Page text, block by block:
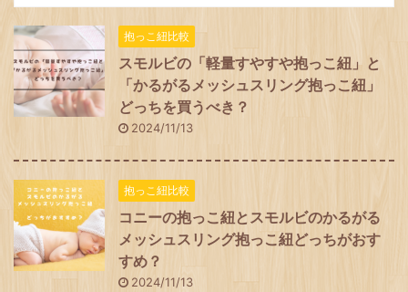
抱っこ紐比較
スモルビの「軽量すやすや抱っこ紐」と
「かるがるメッシュスリング抱っこ紐」
どっちを買うべき？
2024/11/13
抱っこ紐比較
コニーの抱っこ紐とスモルビのかるがる
メッシュスリング抱っこ紐どっちがおす
すめ？
2024/11/13